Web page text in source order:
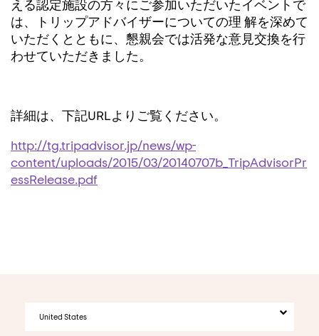
える認定施設の方々にご参加いただいたイベントで
は、トリップアドバイザーについての理 解を深めて
いただくとともに、懇親会では活発な意見交換を行
わせていただきました。
詳細は、下記URLよりご覧ください。
http://tg.tripadvisor.jp/news/wp-
content/uploads/2015/03/20140707b_TripAdvisorPr
essRelease.pdf
United States